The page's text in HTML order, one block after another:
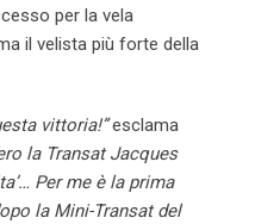
per la vela
il velista più forte della
vittoria!”esclama
la Transat Jacques
Per me è la prima
la Mini-Transat del